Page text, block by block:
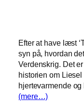
Efter at have læst
syn på, hvordan
Verdenskrig. Det
historien om
hjertevarmende
(mere…)